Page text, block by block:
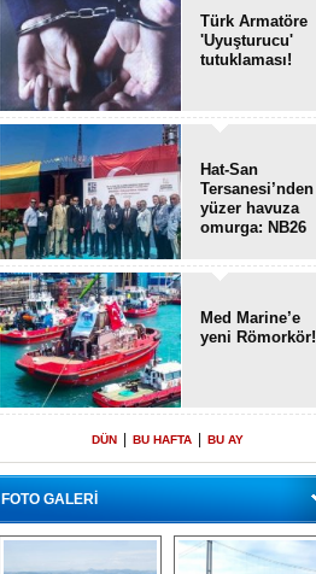
Türk Armatöre
'Uyuşturucu'
tutuklaması!
Hat-San
Tersanesi’nden
yüzer havuza
omurga: NB26
Med Marine’e
yeni Römorkör!
DÜN BU HAFTA BU AY
FOTO GALERİ